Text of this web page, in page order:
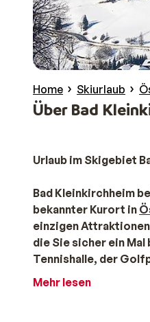
Home Skiurlaub
Über Bad
Urlaub im Skigebiet
Bad Kleinkirchheim
bekannter Kurort in
einzigen
die Sie sicher ein Mal
Tennishalle, der
Diskotheken sodass
Mehr lesen